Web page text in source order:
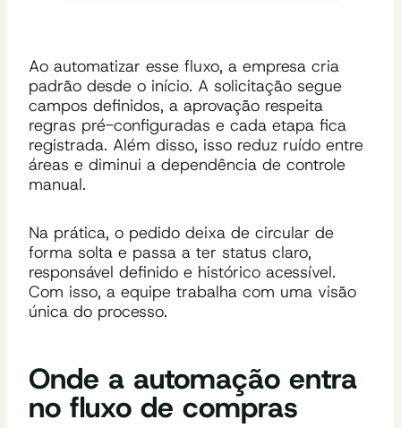
Ao automatizar esse fluxo, a empresa cria
padrão desde o início. A solicitação segue
campos definidos, a aprovação respeita
regras pré-configuradas e cada etapa fica
registrada. Além disso, isso reduz ruído entre
áreas e diminui a dependência de controle
manual.
Na prática, o pedido deixa de circular de
forma solta e passa a ter status claro,
responsável definido e histórico acessível.
Com isso, a equipe trabalha com uma visão
única do processo.
Onde a automação entra
no fluxo de compras